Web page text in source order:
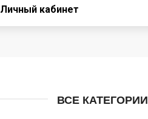
Личный кабинет
ВСЕ КАТЕГОРИИ